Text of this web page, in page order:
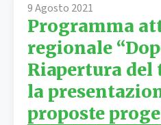
9 Agosto 2021
Programma
regionale
Riapertura del
la
proposte